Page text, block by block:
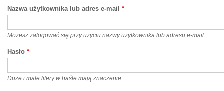
Nazwa użytkownika lub adres e-mail *
Możesz zalogować się przy użyciu nazwy użytkownika lub adresu e-mail.
Hasło *
Duże i małe litery w haśle mają znaczenie